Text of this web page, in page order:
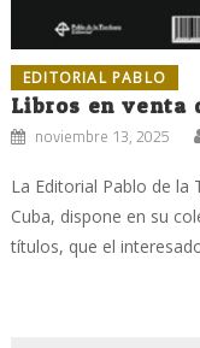
EDITORIAL PABLO
Libros en venta
noviembre 13, 2025
La Editorial Pablo de la
Cuba, dispone en su
títulos, que el